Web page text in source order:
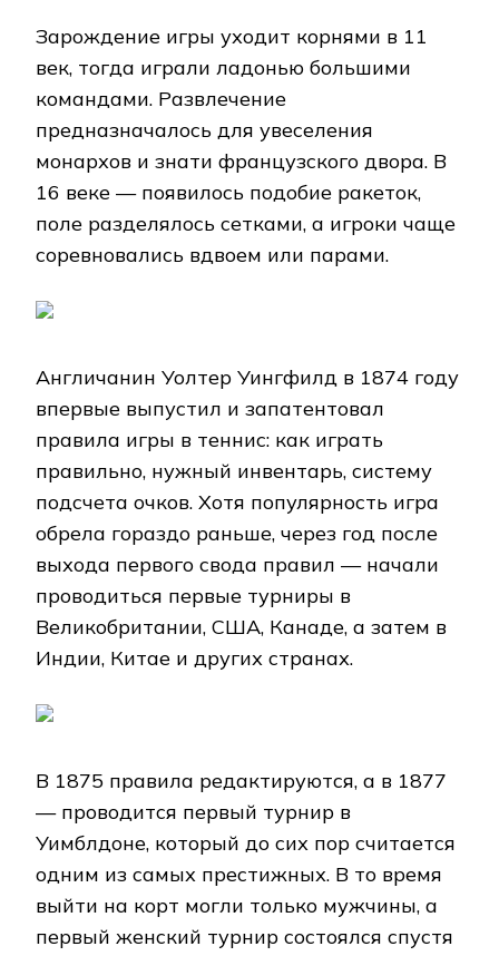
Зарождение игры уходит корнями в 11
век, тогда играли ладонью большими
командами. Развлечение
предназначалось для увеселения
монархов и знати французского двора. В
16 веке — появилось подобие ракеток,
поле разделялось сетками, а игроки чаще
соревновались вдвоем или парами.
Англичанин Уолтер Уингфилд в 1874 году
впервые выпустил и запатентовал
правила игры в теннис: как играть
правильно, нужный инвентарь, систему
подсчета очков. Хотя популярность игра
обрела гораздо раньше, через год после
выхода первого свода правил — начали
проводиться первые турниры в
Великобритании, США, Канаде, а затем в
Индии, Китае и других странах.
В 1875 правила редактируются, а в 1877
— проводится первый турнир в
Уимблдоне, который до сих пор считается
одним из самых престижных. В то время
выйти на корт могли только мужчины, а
первый женский турнир состоялся спустя